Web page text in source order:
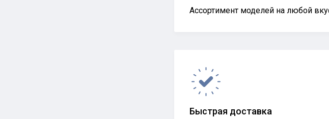
Ассортимент моделей на любой
Быстрая доставка